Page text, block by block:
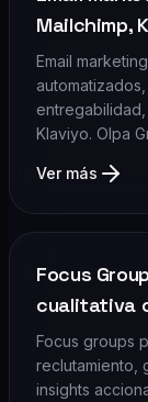
Mailchimp,
Email
Klaviyo. Olpa
Ver más
Focus
cualitativa
Focus groups
reclutamiento,
insights